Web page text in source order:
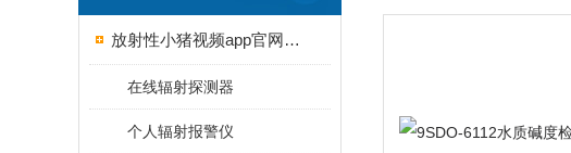
放射性小猪视频app官网入口ios
在线辐射探测器
个人辐射报警仪